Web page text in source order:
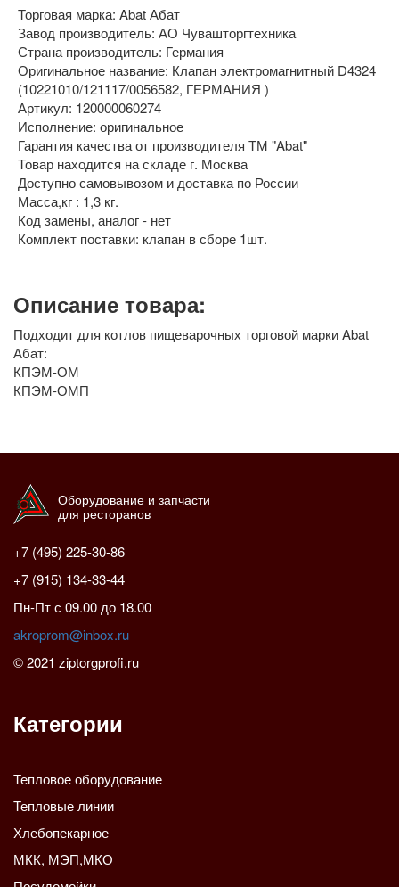
Торговая марка: Abat Абат
Завод производитель: АО Чувашторгтехника
Страна производитель: Германия
Оригинальное название: Клапан электромагнитный D4324
(10221010/121117/0056582, ГЕРМАНИЯ )
Артикул: 120000060274
Исполнение: оригинальное
Гарантия качества от производителя ТМ "Abat"
Товар находится на складе г. Москва
Доступно самовывозом и доставка по России
Масса,кг : 1,3 кг.
Код замены, аналог - нет
Комплект поставки: клапан в сборе 1шт.
Описание товара:
Подходит для котлов пищеварочных торговой марки Abat
Абат:
КПЭМ-ОМ
КПЭМ-ОМП
Оборудование и запчасти
для ресторанов
+7 (495) 225-30-86
+7 (915) 134-33-44
Пн-Пт с 09.00 до 18.00
akroprom@inbox.ru
© 2021 ziptorgprofi.ru
Категории
Тепловое оборудование
Тепловые линии
Хлебопекарное
МКК, МЭП,МКО